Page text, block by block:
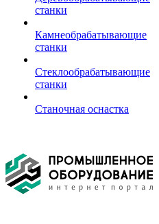
станки
Камнеобрабатывающие
станки
Стеклообрабатывающие
станки
Станочная оснастка